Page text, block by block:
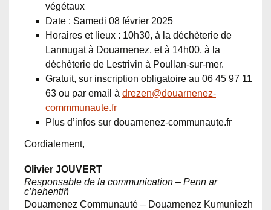
végétaux
Date : Samedi 08 février 2025
Horaires et lieux : 10h30, à la déchèterie de
Lannugat à Douarnenez, et à 14h00, à la
déchèterie de Lestrivin à Poullan-sur-mer.
Gratuit, sur inscription obligatoire au 06 45 97 11
63 ou par email à drezen@douarnenez-
commmunaute.fr
Plus d’infos sur douarnenez-communaute.fr
Cordialement,
Olivier JOUVERT
Responsable de la communication – Penn ar
c’hehentiñ
Douarnenez Communauté – Douarnenez Kumuniezh